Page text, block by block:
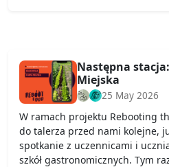
Następna
Miejska
25 May 2026
W ramach projektu Rebooting
do talerza przed nami kolejne,
spotkanie z uczennicami i
szkół gastronomicznych. Tym